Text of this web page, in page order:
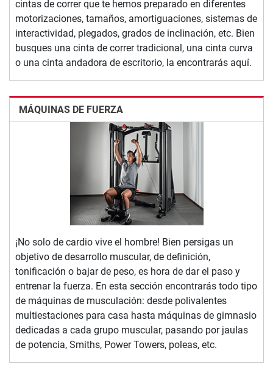
cintas de correr que te hemos preparado en diferentes
motorizaciones, tamaños, amortiguaciones, sistemas de
interactividad, plegados, grados de inclinación, etc. Bien
busques una cinta de correr tradicional, una cinta curva
o una cinta andadora de escritorio, la encontrarás aquí.
MÁQUINAS DE FUERZA
¡No solo de cardio vive el hombre! Bien persigas un
objetivo de desarrollo muscular, de definición,
tonificación o bajar de peso, es hora de dar el paso y
entrenar la fuerza. En esta sección encontrarás todo tipo
de máquinas de musculación: desde polivalentes
multiestaciones para casa hasta máquinas de gimnasio
dedicadas a cada grupo muscular, pasando por jaulas
de potencia, Smiths, Power Towers, poleas, etc.